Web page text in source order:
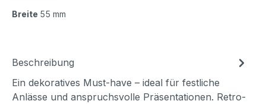
Breite 55 mm
Beschreibung
Ein dekoratives Must-have – ideal für festliche
Anlässe und anspruchsvolle Präsentationen. Retro-